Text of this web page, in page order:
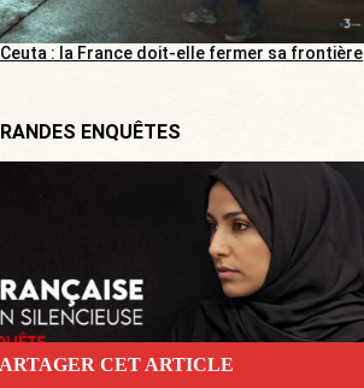
Ceuta : la France doit-elle fermer sa frontière
ENQUÊTES
CET ARTICLE